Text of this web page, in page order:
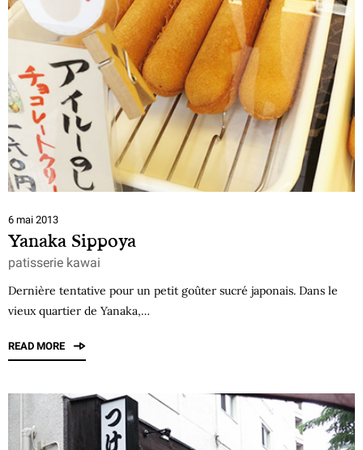
6 mai 2013
Yanaka Sippoya
patisserie kawai
Dernière tentative pour un petit goûter sucré japonais. Dans le
vieux quartier de Yanaka,…
READ MORE